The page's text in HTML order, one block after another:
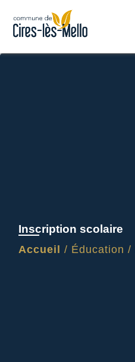
Inscription scolaire
Accueil / Éducation /